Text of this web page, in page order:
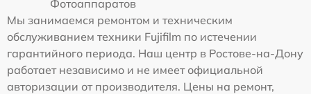
Фотоаппаратов
Мы занимаемся ремонтом и техническим
обслуживанием техники Fujifilm по истечении
гарантийного периода. Наш центр в Ростове-на-Дону
работает независимо и не имеет официальной
авторизации от производителя. Цены на ремонт,